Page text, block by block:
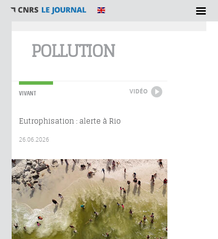
POLLUTION
VIVANT VIDÉO
Eutrophisation : alerte à Rio
26.06.2026